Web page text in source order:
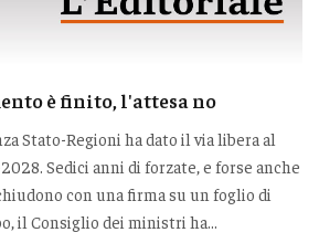
è finito, l'attesa no
Stato-Regioni ha dato il via libera al
Sedici anni di forzate, e forse anche
con una firma su un foglio di
il Consiglio dei ministri ha...